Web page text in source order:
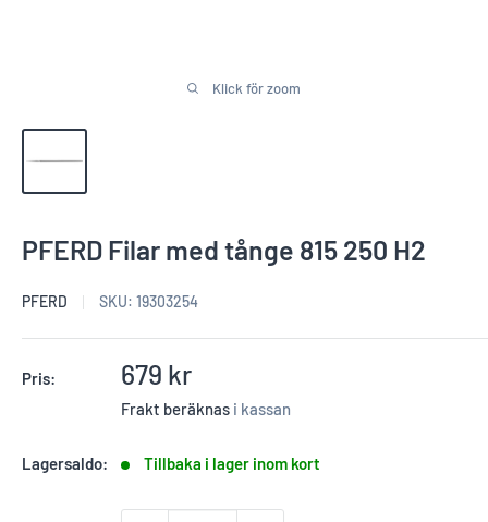
Klick för zoom
PFERD Filar med tånge 815 250 H2
PFERD SKU: 19303254
Pris: Reapris
679 kr
Frakt beräknas i kassan
Lagersaldo: Tillbaka i lager inom kort